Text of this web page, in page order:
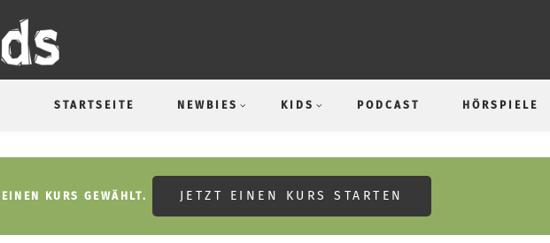
STARTSEITE NEWBIES KIDS PODCAST HÖRSPIELE
KURS GEWÄHLT. JETZT EINEN KURS STARTEN